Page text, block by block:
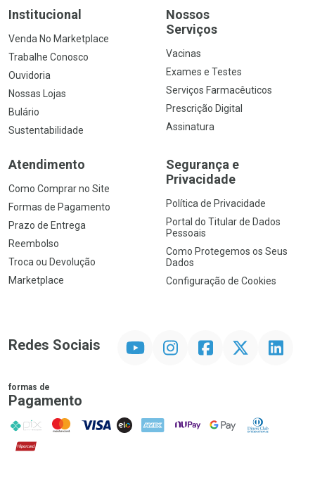
Institucional
Venda No Marketplace
Trabalhe Conosco
Ouvidoria
Nossas Lojas
Bulário
Sustentabilidade
Nossos
Serviços
Vacinas
Exames e Testes
Serviços Farmacêuticos
Prescrição Digital
Assinatura
Atendimento
Como Comprar no Site
Formas de Pagamento
Prazo de Entrega
Reembolso
Troca ou Devolução
Marketplace
Segurança e
Privacidade
Política de Privacidade
Portal do Titular de Dados
Pessoais
Como Protegemos os Seus
Dados
Configuração de Cookies
Redes Sociais InstagramFacebookTwitter Linkedin
formas de
Pagamento
PIX MasterCard
VISA ELO AMEX NuPay Google PayDiners Club
Hipercard